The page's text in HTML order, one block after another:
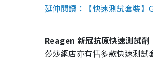
延伸閱讀：【快速測試套裝
Reagen 新冠抗原快速測試劑
莎莎網店亦有售多款快速測